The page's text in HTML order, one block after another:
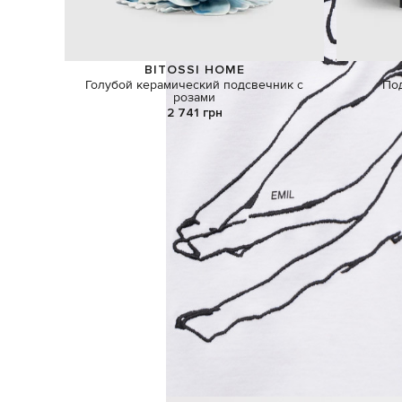
BITOSSI HOME
Голубой керамический подсвечник с
розами
2 741 грн